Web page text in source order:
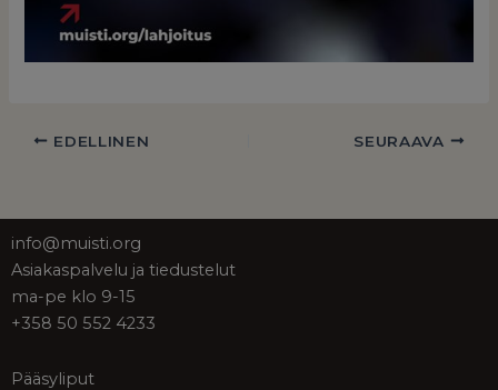
EDELLINEN SEURAAVA
info@muisti.org
Asiakaspalvelu ja tiedustelut
ma-pe klo 9-15
+358 50 552 4233
Pääsyliput